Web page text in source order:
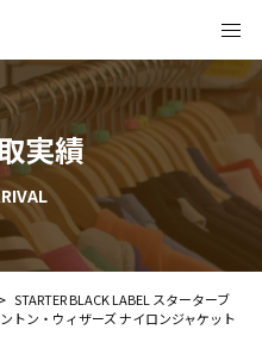
実績
> STARTER BLACK LABEL スターターブ
トン・ウィザーズ ナイロンジャケット